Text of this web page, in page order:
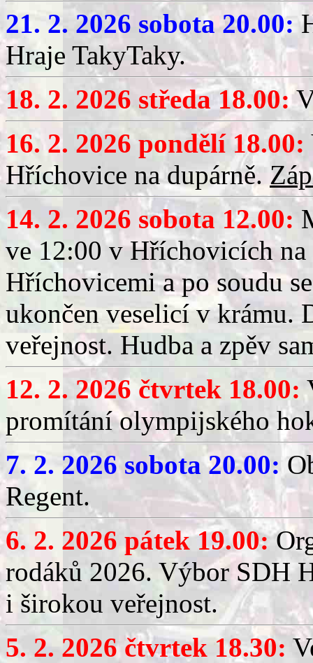
21. 2. 2026 sobota 20.00:
Hraje TakyTaky.
18. 2. 2026 středa 18.00:
16. 2. 2026 pondělí 18.00:
Hříchovice na dupárně.
14. 2. 2026 sobota 12.00:
ve 12:00 v Hříchovicích
Hříchovicemi a po soudu
ukončen veselicí v krámu.
veřejnost. Hudba a zpěv
12. 2. 2026 čtvrtek 18.00:
promítání olympijského
7. 2. 2026 sobota 20.00:
Regent.
6. 2. 2026 pátek 19.00:
rodáků 2026. Výbor SDH
i širokou veřejnost.
5. 2. 2026 čtvrtek 18.30: